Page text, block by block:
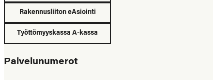
Rakennusliiton eAsiointi
Työttömyyskassa A-kassa
Palvelunumerot